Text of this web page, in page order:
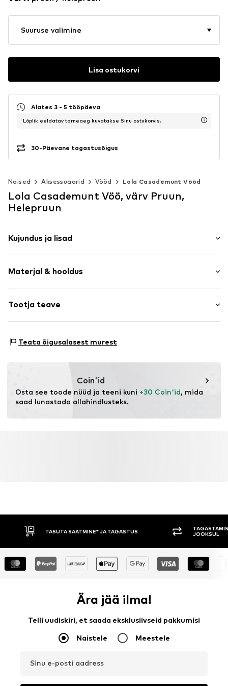
Suuruse valimine
Lisa ostukorvi
Alates 3 - 5 tööpäeva
Lõplik eeldatav tarneaeg kuvatakse Sinu ostukorvis.
30-Päevane tagastusõigus
Naised Aksessuaarid Vööd Lola Casademunt Vööd
Lola Casademunt Vöö, värv Pruun,
Helepruun
Kujundus ja lisad
Nahaimitatsioon
Reguleeritav vöökoht
Reguleeritav rihm
Rihm
Materjal & hooldus
Materjal: 98% Polüester - PES, 2% Teised kiud
Tootja teave
75001 PARIS
Teata õigusalasest murest
Coin'id
Osta see toode nüüd ja teeni kuni +30 Coin'id, mida
saad lunastada allahindlusteks.
TASUTA SAATMINE* JA TAGASTUS
JOOKSUL
Ära jää ilma!
Telli uudiskiri, et saada eksklusiivseid pakkumisi
Naistele Meestele
Sinu e-posti aadress